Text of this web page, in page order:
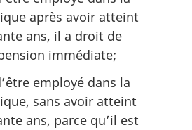
après avoir atteint
ans, il a droit de
immédiate;
employé dans la
sans avoir atteint
ans, parce qu’il est